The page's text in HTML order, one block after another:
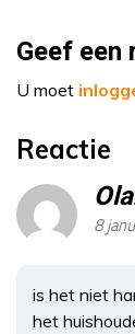
Geef een
U moet
Reactie
8
is het niet
het